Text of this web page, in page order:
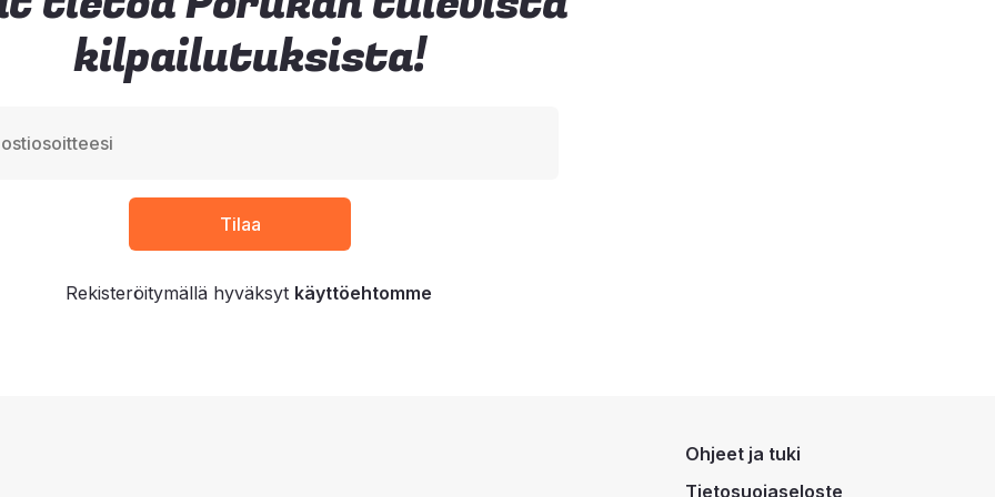
kilpailutuksista!
Rekisteröitymällä hyväksyt käyttöehtomme
Ohjeet ja tuki
Tietosuojaseloste